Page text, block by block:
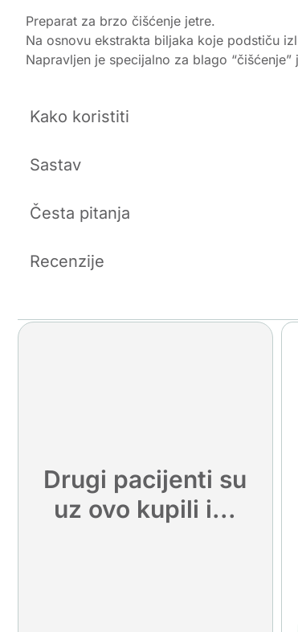
Preparat za brzo čišćenje jetre.
Na osnovu ekstrakta biljaka koje podstiču
Napravljen je specijalno za blago
Kako koristiti
Sastav
Česta pitanja
Recenzije
Drugi pacijenti su
uz ovo kupili i...